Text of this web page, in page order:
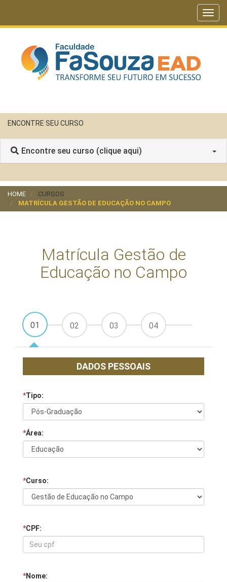
ENCONTRE SEU CURSO
Encontre seu curso (clique aqui)
HOME
CURSOS
MATRÍCULA GESTÃO DE EDUCAÇÃO NO CAMPO
Matrícula Gestão de
Educação no Campo
01 02 03 04
DADOS PESSOAIS
*Tipo:
*Área:
*Curso:
*CPF:
*Nome: